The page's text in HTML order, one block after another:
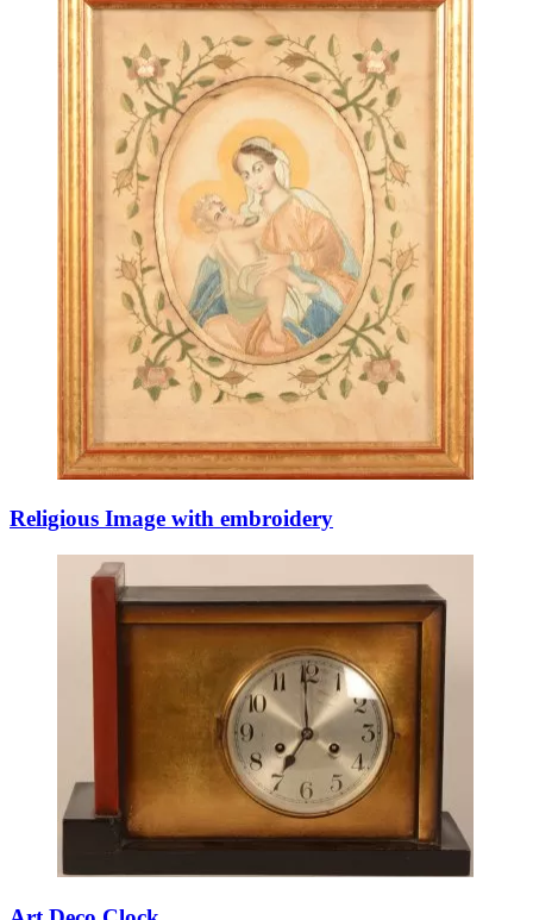
Religious Image with embroidery